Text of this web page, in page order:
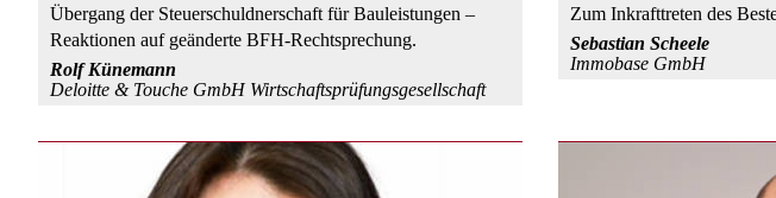
Übergang der Steuerschuldnerschaft für Bauleistungen –
Reaktionen auf geänderte BFH-Rechtsprechung.
Rolf Künemann
Deloitte & Touche GmbH Wirtschaftsprüfungsgesellschaft
Zum Inkrafttreten des
Sebastian Scheele
Immobase GmbH